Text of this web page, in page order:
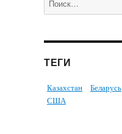
ТЕГИ
Казахстан Беларусь
США